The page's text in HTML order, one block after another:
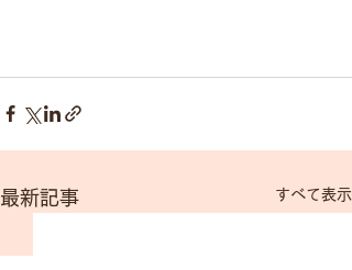
最新記事 すべて表示